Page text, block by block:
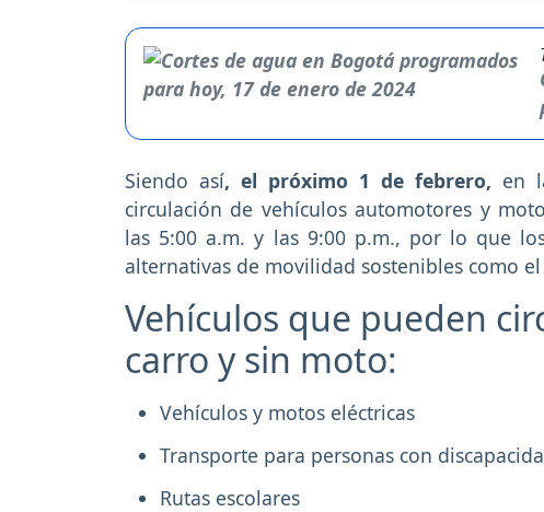
Siendo así, el próximo 1 de febrero, en
circulación de vehículos automotores y
las 5:00 a.m. y las 9:00 p.m., por lo que
alternativas de movilidad sostenibles como
Vehículos que pueden
carro y sin moto:
Vehículos y motos eléctricas
Transporte para personas con
Rutas escolares